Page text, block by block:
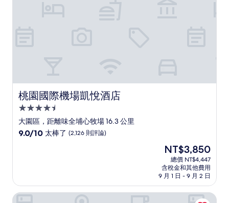
桃園國際機場凱悅酒店
桃園國際機場凱悅酒店
4.5
星
級
大園區，距離味全埔心牧場 16.3 公里
9.0
太
棒
9.0/10 太棒了 (2,126 則評論)
現
價
格
為
NT$3,850
NT$3,850
總價 NT$4,447
含稅金和其他費用
9 月 1 日 - 9 月 2 日
艾爾芙公園行旅